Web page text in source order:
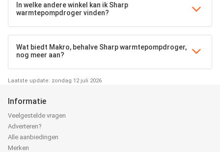
In welke andere winkel kan ik Sharp
warmtepompdroger vinden?
Wat biedt Makro, behalve Sharp warmtepompdroger,
nog meer aan?
Laatste update: zondag 12 juli 2026
Informatie
Veelgestelde vragen
Adverteren?
Alle aanbiedingen
Merken